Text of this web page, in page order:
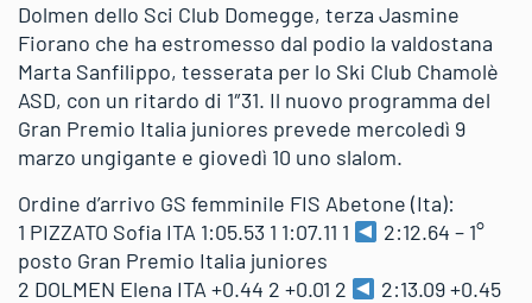
Dolmen dello Sci Club Domegge, terza Jasmine
Fiorano che ha estromesso dal podio la valdostana
Marta Sanfilippo, tesserata per lo Ski Club Chamolè
ASD, con un ritardo di 1″31. Il nuovo programma del
Gran Premio Italia juniores prevede mercoledì 9
marzo ungigante e giovedì 10 uno slalom.
Ordine d’arrivo GS femminile FIS Abetone (Ita):
1 PIZZATO Sofia ITA 1:05.53 1 1:07.11 1
2:12.64 – 1°
posto Gran Premio Italia juniores
2 DOLMEN Elena ITA +0.44 2 +0.01 2
2:13.09 +0.45